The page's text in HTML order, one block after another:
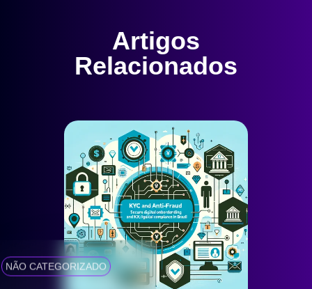
Artigos
Relacionados
NÃO CATEGORIZADO